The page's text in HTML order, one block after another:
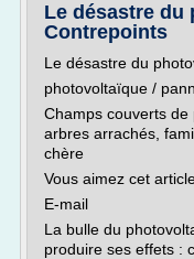
Le désastre du
Contrepoints
Le désastre du
photovoltaïque /
Champs couverts de
arbres arrachés,
chère
Vous aimez cet
E-mail
La bulle du
produire ses effets :